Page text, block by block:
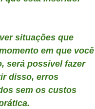
situações que
em que você
será possível fazer
disso, erros
sem os custos